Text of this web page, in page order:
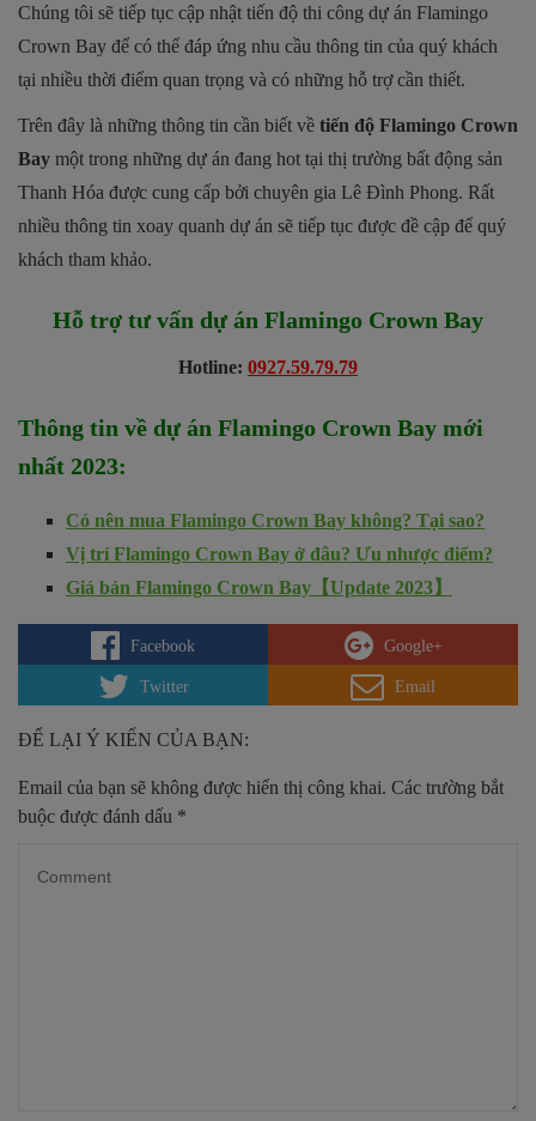
Chúng tôi sẽ tiếp tục cập nhật tiến độ thi công dự án Flamingo
Crown Bay để có thể đáp ứng nhu cầu thông tin của quý khách
tại nhiều thời điểm quan trọng và có những hỗ trợ cần thiết.
Trên đây là những thông tin cần biết về tiến độ Flamingo Crown
Bay một trong những dự án đang hot tại thị trường bất động sản
Thanh Hóa được cung cấp bởi chuyên gia Lê Đình Phong. Rất
nhiều thông tin xoay quanh dự án sẽ tiếp tục được đề cập để quý
khách tham khảo.
Hỗ trợ tư vấn dự án Flamingo Crown Bay
Hotline: 0927.59.79.79
Thông tin về dự án Flamingo Crown Bay mới
nhất 2023:
Có nên mua Flamingo Crown Bay không? Tại sao?
Vị trí Flamingo Crown Bay ở đâu? Ưu nhược điểm?
Giá bán Flamingo Crown Bay【Update 2023】
Facebook Google+
Twitter Email
ĐỂ LẠI Ý KIẾN CỦA BẠN:
Email của bạn sẽ không được hiển thị công khai. Các trường bắt
buộc được đánh dấu *